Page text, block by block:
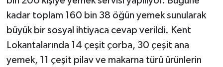
kadar toplam 160 bin 38 öğün yemek sunularak
büyük bir sosyal ihtiyaca cevap verildi. Kent
Lokantalarında 14 çeşit çorba, 30 çeşit ana
yemek, 11 çeşit pilav ve makarna türü ürünlerin